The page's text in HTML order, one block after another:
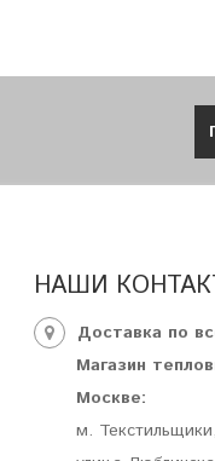
НАШИ
Доставка по
Магазин
Москве:
м. Текстильщики,